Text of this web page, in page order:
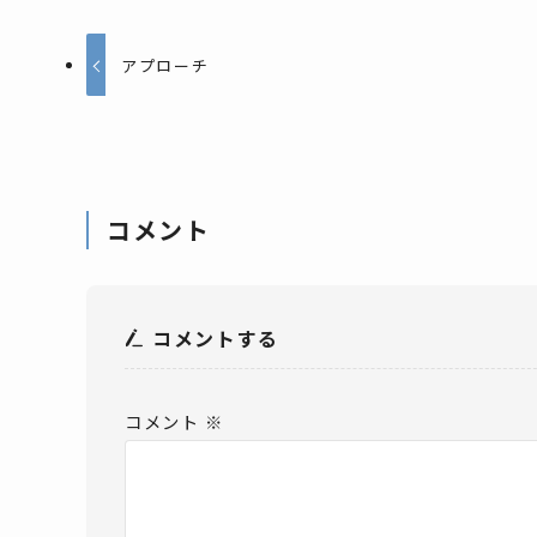
アプローチ
コメント
コメントする
コメント ※